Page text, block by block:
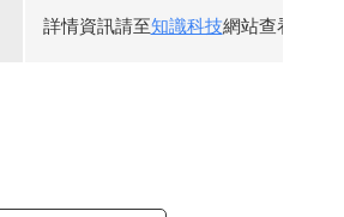
詳情資訊請至知識科技網站查看，或